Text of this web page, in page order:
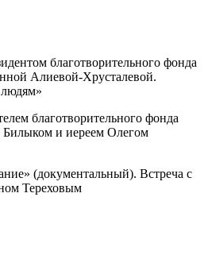
благотворительного фонда
Алиевой-Хрусталевой.
благотворительного фонда
и иереем Олегом
(документальный). Встреча с
Тереховым